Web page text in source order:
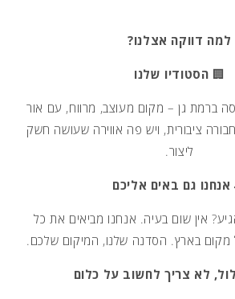
למה דווקה אצלנו?
🏢 הסטודיו שלנו
ברמת גן – מקום מעוצב, מרווח, עם אור
ציבורית, ויש פה אווירה שעושה חשק
ליצור.
אנחנו גם באים אליכם
אין שום בעיה. אנחנו מביאים את כל
מקום בארץ. הסדנה שלנו, המיקום שלכם.
לא צריך לחשוב על כלום